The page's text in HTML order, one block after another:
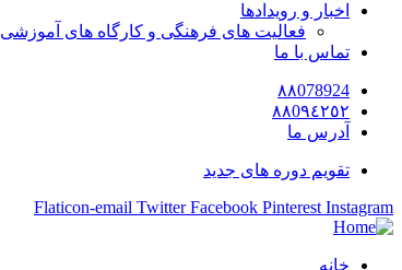
اخبار و رویدادها
فعالیت های فرهنگی و کارگاه های آموزشی
تماس با ما
٨٨078924
٨٨0٩٤٢٥٢
آدرس ما
تقویم دوره های جدید
Flaticon-email Twitter Facebook Pinterest Instagram
خانه